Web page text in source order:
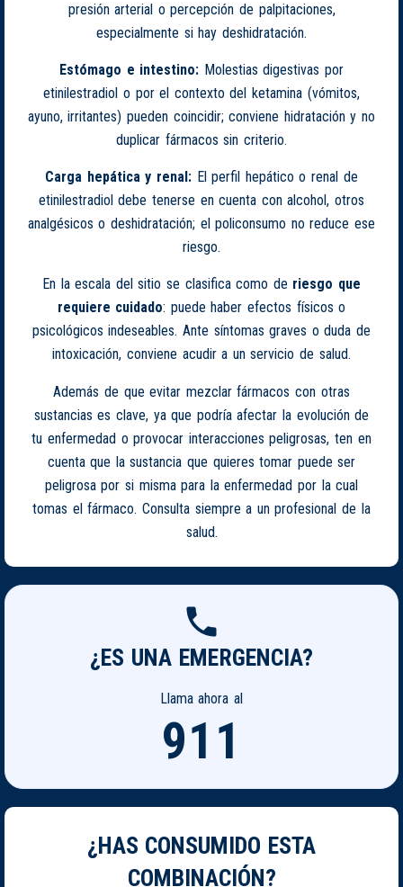
presión arterial o percepción de palpitaciones,
especialmente si hay deshidratación.
Estómago e intestino: Molestias digestivas por
etinilestradiol o por el contexto del ketamina (vómitos,
ayuno, irritantes) pueden coincidir; conviene hidratación y no
duplicar fármacos sin criterio.
Carga hepática y renal: El perfil hepático o renal de
etinilestradiol debe tenerse en cuenta con alcohol, otros
analgésicos o deshidratación; el policonsumo no reduce ese
riesgo.
En la escala del sitio se clasifica como de riesgo que
requiere cuidado: puede haber efectos físicos o
psicológicos indeseables. Ante síntomas graves o duda de
intoxicación, conviene acudir a un servicio de salud.
Además de que evitar mezclar fármacos con otras
sustancias es clave, ya que podría afectar la evolución de
tu enfermedad o provocar interacciones peligrosas, ten en
cuenta que la sustancia que quieres tomar puede ser
peligrosa por si misma para la enfermedad por la cual
tomas el fármaco. Consulta siempre a un profesional de la
salud.
¿ES UNA EMERGENCIA?
Llama ahora al
911
¿HAS CONSUMIDO ESTA
COMBINACIÓN?